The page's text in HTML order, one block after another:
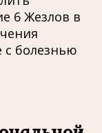
6 Жезлов в
с болезнью